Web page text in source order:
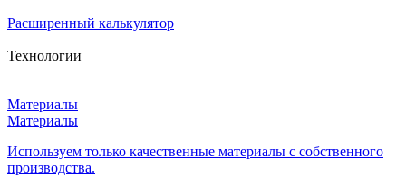
Расширенный калькулятор
Технологии
Материалы
Материалы
Используем только качественные материалы с собственного
производства.